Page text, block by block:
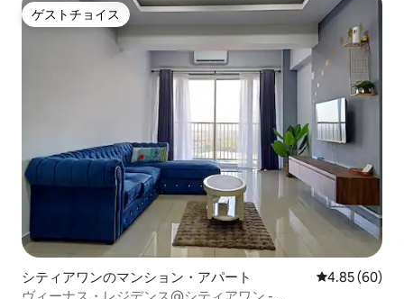
ゲストチョイス
ゲストチョイス
シティアワンのマンション・アパート レビュー60
4.85 (60)